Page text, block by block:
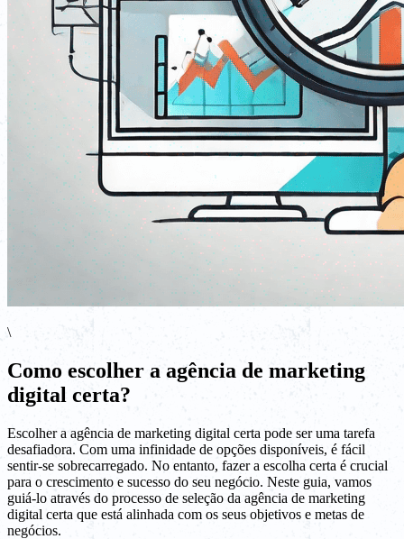
\
Como escolher a agência de marketing
digital certa?
Escolher a agência de marketing digital certa pode ser uma tarefa
desafiadora. Com uma infinidade de opções disponíveis, é fácil
sentir-se sobrecarregado. No entanto, fazer a escolha certa é crucial
para o crescimento e sucesso do seu negócio. Neste guia, vamos
guiá-lo através do processo de seleção da agência de marketing
digital certa que está alinhada com os seus objetivos e metas de
negócios.